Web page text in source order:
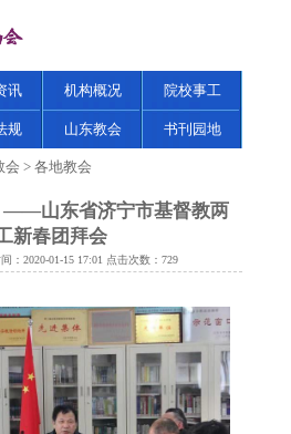
讯 机构概况 院校事工
规 山东教会 书刊园地
会 > 各地教会
——山东省济宁市基督教两
新春团拜会
：2020-01-15 17:01 点击次数： 729